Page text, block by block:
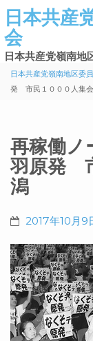
日本共産
会
日本共産党嶺南地
日本共産党嶺南地区委
発 市民１０００人集
再稼働ノ
羽原発
潟
2017年10月9